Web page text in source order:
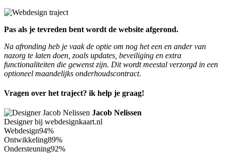
Pas als je tevreden bent wordt de website afgerond.
Na afronding heb je vaak de optie om nog het een en ander van
nazorg te laten doen, zoals updates, beveiliging en extra
functionaliteiten die gewenst zijn. Dit wordt meestal verzorgd in een
optioneel maandelijks onderhoudscontract.
Vragen over het traject? ik help je graag!
Jacob Nelissen
Designer bij webdesignkaart.nl
Webdesign94%
Ontwikkeling89%
Ondersteuning92%